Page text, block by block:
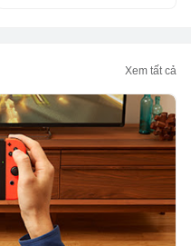
Xem tất cả